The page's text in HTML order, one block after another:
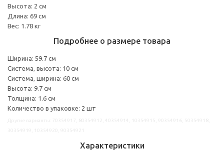
Высота: 2 см
Длина: 69 см
Вес: 1.78 кг
Подробнее о размере товара
Ширина: 59.7 см
Система, высота: 10 см
Система, ширина: 60 см
Высота: 9.7 см
Толщина: 1.6 см
Количество в упаковке: 2 шт
Характеристики